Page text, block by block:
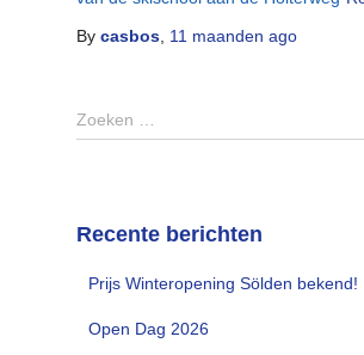
By casbos 11 maanden ago
Z
o
n
Zoeken …
Recente berichten
Prijs Winteropening Sölden bekend!
Open Dag 2026